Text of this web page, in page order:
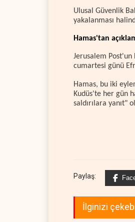
Ulusal Güvenlik
yakalanması
Hamas'tan
Jerusalem Post'un
cumartesi günü
Hamas, bu iki
Kudüs'te her gün
saldırılara yanıt"
Paylaş:
İlginizi